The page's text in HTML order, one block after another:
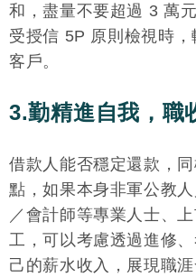
和，盡量不要超過 3 萬
受授信 5P 原則檢視時
客戶。
3.勤精進自我，職
借款人能否穩定還款，
點，如果本身非軍公教
／會計師等專業人士、
工，可以考慮透過進修
己的薪水收入，展現職